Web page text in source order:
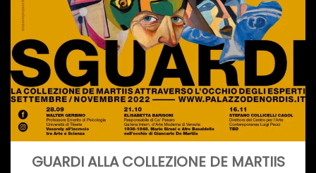
GUARDI ALLA COLLEZIONE DE MARTIIS